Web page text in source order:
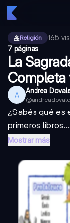
Religión 165
7 páginas
La
Completa
A Andrea Dovale
@andreadovale
¿Sabés qué es
primeros libros...
Mostrar más